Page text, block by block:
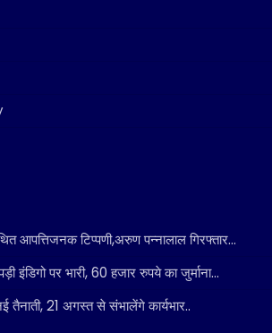
आपत्तिजनक टिप्पणी,अरुण पन्नालाल गिरफ्तार…
इंडिगो पर भारी, 60 हजार रुपये का जुर्माना…
तैनाती, 21 अगस्त से संभालेंगे कार्यभार..